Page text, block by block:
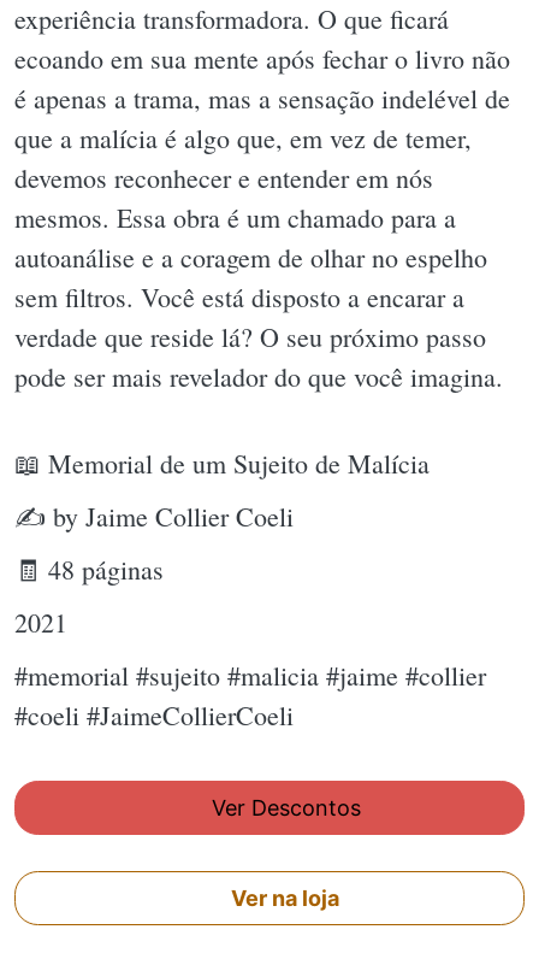
experiência transformadora. O que ficará
ecoando em sua mente após fechar o livro não
é apenas a trama, mas a sensação indelével de
que a malícia é algo que, em vez de temer,
devemos reconhecer e entender em nós
mesmos. Essa obra é um chamado para a
autoanálise e a coragem de olhar no espelho
sem filtros. Você está disposto a encarar a
verdade que reside lá? O seu próximo passo
pode ser mais revelador do que você imagina.
📖 Memorial de um Sujeito de Malícia
✍ by Jaime Collier Coeli
🧾 48 páginas
2021
#memorial #sujeito #malicia #jaime #collier
#coeli #JaimeCollierCoeli
Ver Descontos
Ver na loja